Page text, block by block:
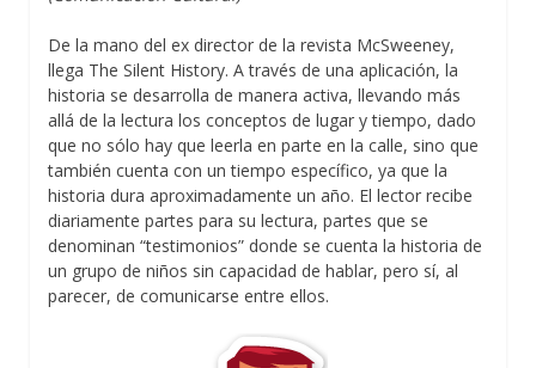
De la mano del ex director de la revista McSweeney,
llega The Silent History. A través de una aplicación, la
historia se desarrolla de manera activa, llevando más
allá de la lectura los conceptos de lugar y tiempo, dado
que no sólo hay que leerla en parte en la calle, sino que
también cuenta con un tiempo específico, ya que la
historia dura aproximadamente un año. El lector recibe
diariamente partes para su lectura, partes que se
denominan “testimonios” donde se cuenta la historia de
un grupo de niños sin capacidad de hablar, pero sí, al
parecer, de comunicarse entre ellos.